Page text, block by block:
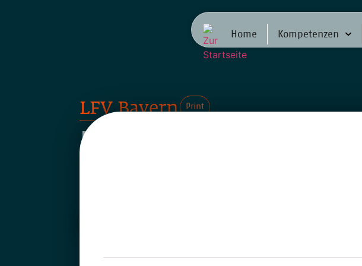
Home Kompetenzen
LFV Bayern Print